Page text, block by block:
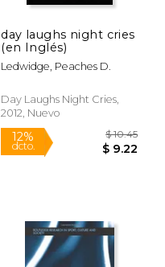
6% $
day laughs night cries
(en Inglés)
Ledwidge, Peaches D.
Day Laughs Night Cries,
2012, Nuevo